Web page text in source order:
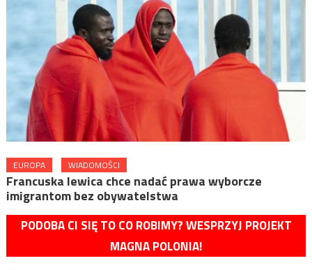
EUROPA WIADOMOŚCI
Francuska lewica chce nadać prawa wyborcze
imigrantom bez obywatelstwa
PODOBA CI SIĘ TO CO ROBIMY? WESPRZYJ PROJEKT
MAGNA POLONIA!